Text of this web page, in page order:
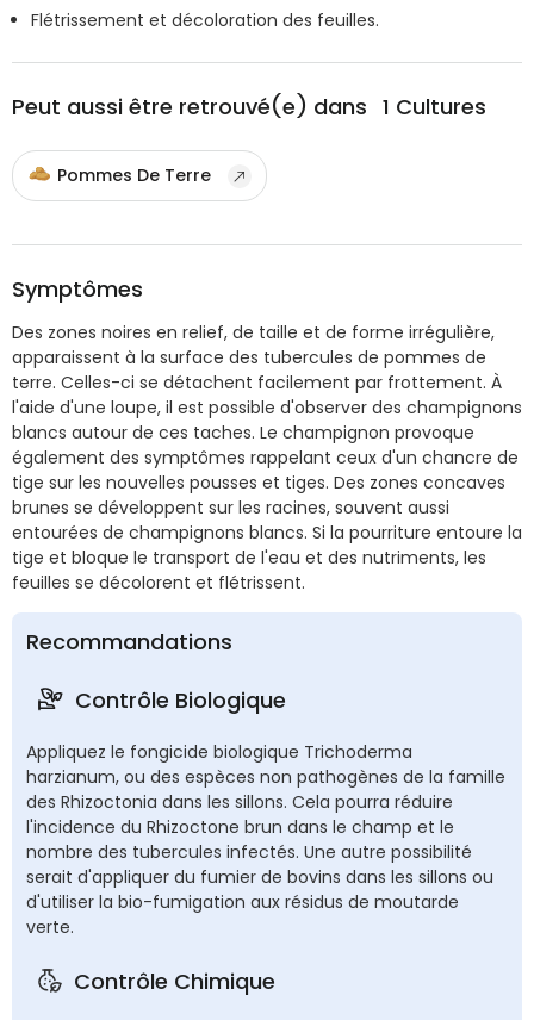
Flétrissement et décoloration des feuilles.
Peut aussi être retrouvé(e) dans 1 Cultures
Pommes De Terre
Symptômes
Des zones noires en relief, de taille et de forme irrégulière,
apparaissent à la surface des tubercules de pommes de
terre. Celles-ci se détachent facilement par frottement. À
l'aide d'une loupe, il est possible d'observer des champignons
blancs autour de ces taches. Le champignon provoque
également des symptômes rappelant ceux d'un chancre de
tige sur les nouvelles pousses et tiges. Des zones concaves
brunes se développent sur les racines, souvent aussi
entourées de champignons blancs. Si la pourriture entoure la
tige et bloque le transport de l'eau et des nutriments, les
feuilles se décolorent et flétrissent.
Recommandations
Contrôle Biologique
Appliquez le fongicide biologique Trichoderma
harzianum, ou des espèces non pathogènes de la famille
des Rhizoctonia dans les sillons. Cela pourra réduire
l'incidence du Rhizoctone brun dans le champ et le
nombre des tubercules infectés. Une autre possibilité
serait d'appliquer du fumier de bovins dans les sillons ou
d'utiliser la bio-fumigation aux résidus de moutarde
verte.
Contrôle Chimique